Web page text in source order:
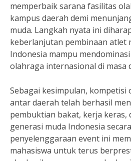
memperbaik sarana fasilitas
kampus daerah demi
muda. Langkah nyata ini
keberlanjutan pembinaan atlet
Indonesia mampu
olahraga internasional di masa
Sebagai kesimpulan, kompetisi
antar daerah telah berhasil
pembuktian bakat, kerja keras,
generasi muda Indonesia
penyelenggaraan event ini
mahasiswa untuk terus